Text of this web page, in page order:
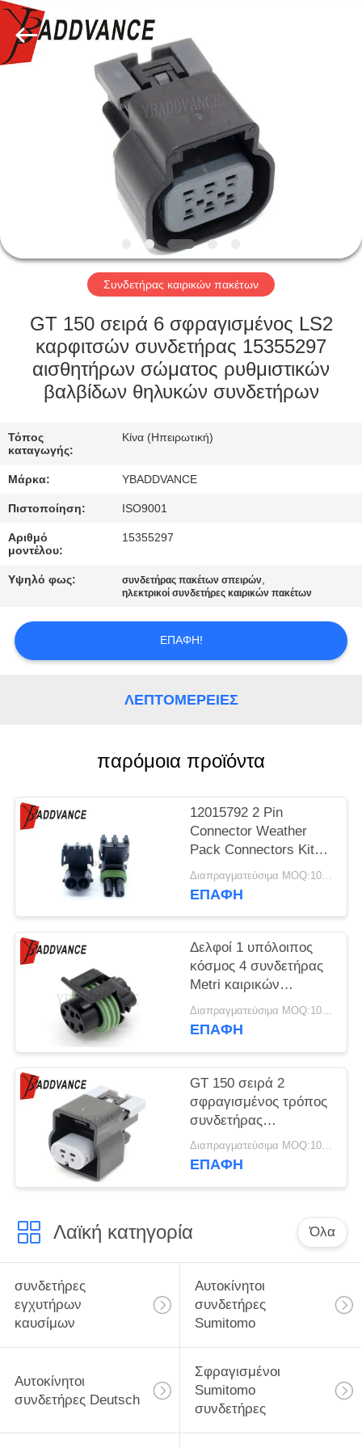
ΠΡΟΪΌΝΤΑ
ΓΎΡΟΣ
ΕΡΓΟΣΤΑΣΊΩΝ
ΠΟΙΟΤΙΚΌΣ
ΈΛΕΓΧΟΣ
ΕΛΆΤΕ
ΣΕ
ΕΠΑΦΉ
ΖΗΤΉΣΤΕ
ΑΠΌΣΠΑΣΜΑ
ΑΠΟΡΡΉΤΟΥ
YingBao
Auto
Parts
Co.,Ltd.
Rights
Reserved.
Συνδετήρας καιρικών πακέτων
GT 150 σειρά 6 σφραγισμένος LS2
καρφιτσών συνδετήρας 15355297
αισθητήρων σώματος ρυθμιστικών
βαλβίδων θηλυκών συνδετήρων
Τόπος
καταγωγής:
Κίνα (Ηπειρωτική)
Μάρκα: YBADDVANCE
Πιστοποίηση: ISO9001
Αριθμό
μοντέλου:
15355297
Υψηλό φως: συνδετήρας πακέτων σπειρών,
ηλεκτρικοί συνδετήρες καιρικών πακέτων
ΕΠΑΦΉ!
ΛΕΠΤΟΜΈΡΕΙΕΣ
παρόμοια προϊόντα
12015792 2 Pin
Connector Weather
Pack Connectors Kit
Αδιάβροχα ηλεκτρικά
συνδετήρες
Διαπραγματεύσιμα MOQ:100 units
ΕΠΑΦΉ
Δελφοί 1 υπόλοιπος
κόσμος 4 συνδετήρας
Metri καιρικών
πακέτων τρόπων -
πακέτο 150 σειρά
Διαπραγματεύσιμα MOQ:100 μονάδες
ΕΠΑΦΉ
GT 150 σειρά 2
σφραγισμένος τρόπος
συνδετήρας
αισθητήρων/
συνδετήρας 15374222
Διαπραγματεύσιμα MOQ:100 μονάδες
ΕΠΑΦΉ
Λαϊκή κατηγορία Όλα
συνδετήρες
εγχυτήρων
καυσίμων
Αυτοκίνητοι
συνδετήρες
Sumitomo
Αυτοκίνητοι
συνδετήρες Deutsch
Σφραγισμένοι
Sumitomo
συνδετήρες